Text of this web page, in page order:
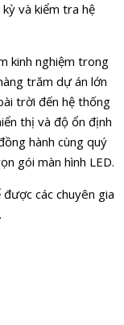
và kiểm tra hệ
kinh nghiệm trong
trăm dự án lớn
trời đến hệ thống
thị và độ ổn định
hành cùng quý
gói màn hình LED.
các chuyên gia